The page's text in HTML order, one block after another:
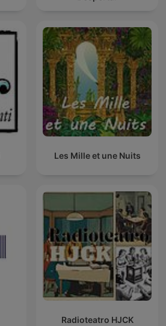
Les Mille et une Nuits
Radioteatro HJCK